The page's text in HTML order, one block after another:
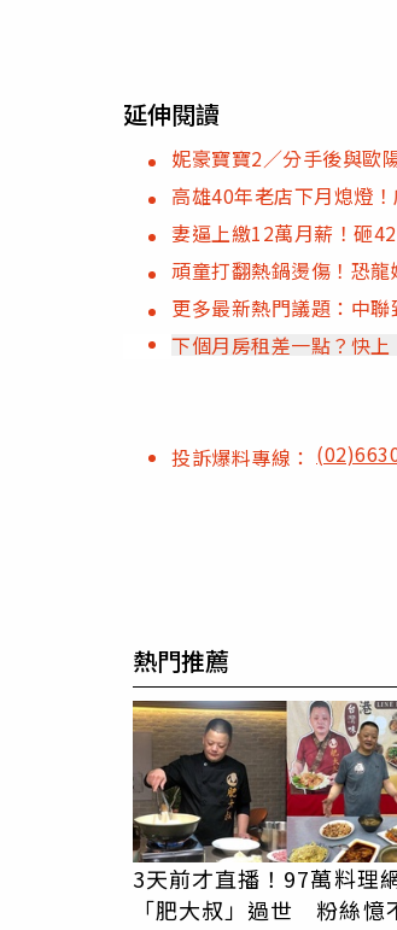
延伸閱讀
妮豪寶寶2／分手後與歐
高雄40年老店下月熄燈
妻逼上繳12萬月薪！砸
頑童打翻熱鍋燙傷！恐
更多最新熱門議題：中
下個月房租差一點？快
投訴爆料專線：
熱門推薦
3天前才直播！97萬料理
「肥大叔」過世 粉絲憶